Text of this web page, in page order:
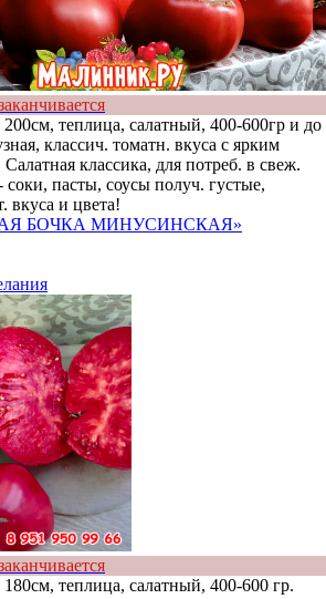
200см, теплица, салатный, 400-600гр и до
классич. томатн. вкуса с ярким
классика, для потреб. в свеж.
соки, пасты, соусы получ. густые,
вкуса и цвета!
БОЧКА МИНУСИНСКАЯ»
180см, теплица, салатный, 400-600 гр.